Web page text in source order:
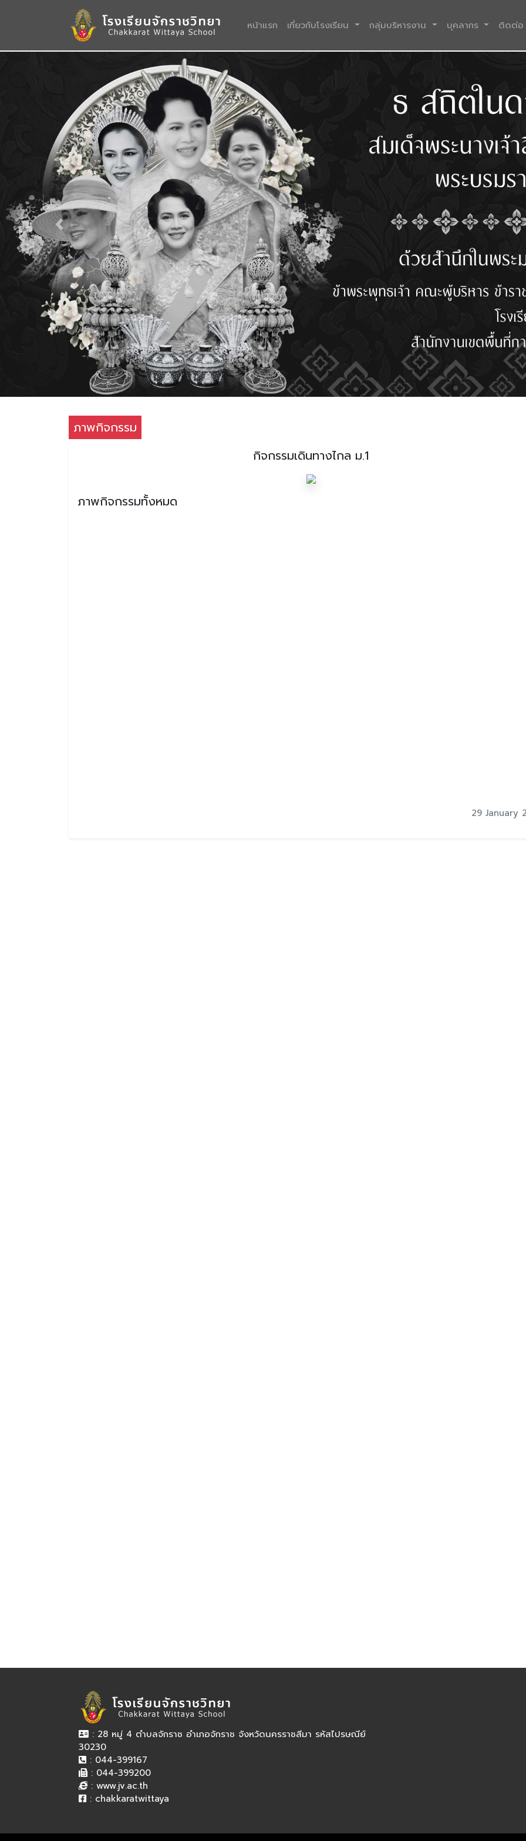
หน้าแรก (current)
เกี่ยวกับโรงเรียน กลุ่มบริหารงาน บุคลากร ติดต่อ
Previous
ภาพกิจกรรม
กิจกรรมเดินทางไกล ม.1
ภาพกิจกรรมทั้งหมด
29 January
: 28 หมู่ 4 ตำบลจักราช อำเภอจักราช จังหวัดนครราชสีมา รหัสไปรษณีย์
30230
: 044-399167
: 044-399200
: www.jv.ac.th
: chakkaratwittaya